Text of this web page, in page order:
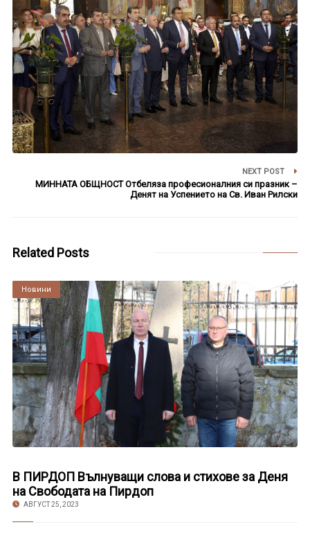
NEXT POST
МИННАТА ОБЩНОСТ Отбеляза професионалния си празник –
Денят на Успението на Св. Иван Рилски
Related Posts
Култура
Новини
В ПИРДОП Вълнуващи слова и стихове за Деня
на Свободата на Пирдоп
АВГУСТ 25, 2023